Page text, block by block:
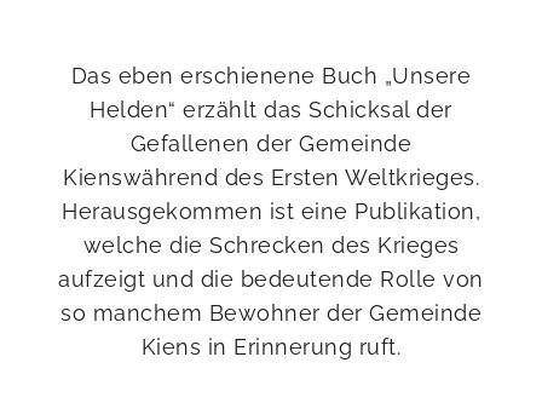
Das eben erschienene Buch „Unsere
Helden“ erzählt das Schicksal der
Gefallenen der Gemeinde
Kienswährend des Ersten Weltkrieges.
Herausgekommen ist eine Publikation,
welche die Schrecken des Krieges
aufzeigt und die bedeutende Rolle von
so manchem Bewohner der Gemeinde
Kiens in Erinnerung ruft.